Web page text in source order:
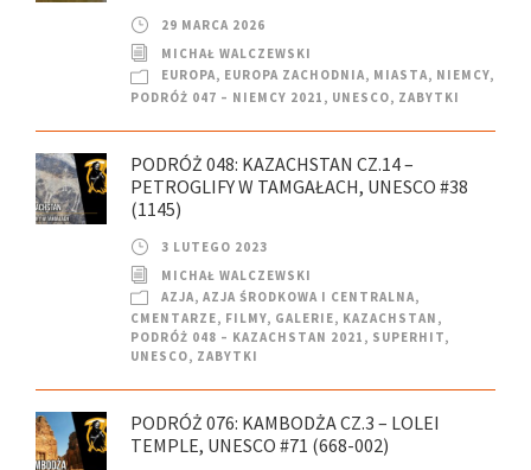
29 MARCA 2026
MICHAŁ WALCZEWSKI
EUROPA, EUROPA ZACHODNIA, MIASTA, NIEMCY,
PODRÓŻ 047 – NIEMCY 2021 , UNESCO, ZABYTKI
PODRÓŻ 048: KAZACHSTAN CZ.14 –
PETROGLIFY W TAMGAŁACH, UNESCO #38
(1145)
3 LUTEGO 2023
MICHAŁ WALCZEWSKI
AZJA, AZJA ŚRODKOWA I CENTRALNA,
CMENTARZE, FILMY, GALERIE, KAZACHSTAN ,
PODRÓŻ 048 – KAZACHSTAN 2021 , SUPERHIT,
UNESCO, ZABYTKI
PODRÓŻ 076: KAMBODŻA CZ.3 – LOLEI
TEMPLE, UNESCO #71 (668-002)